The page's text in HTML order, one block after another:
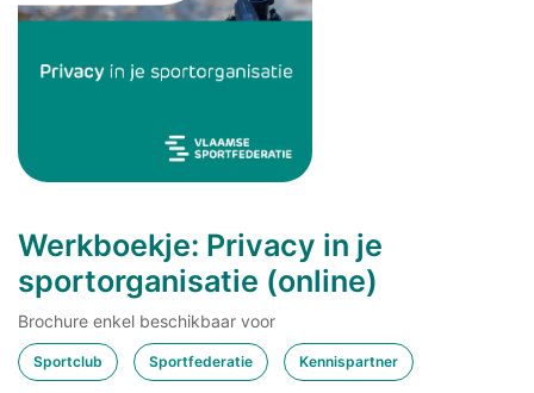
Werkboekje: Privacy in je
sportorganisatie (online)
Brochure enkel beschikbaar voor
Sportclub Sportfederatie Kennispartner